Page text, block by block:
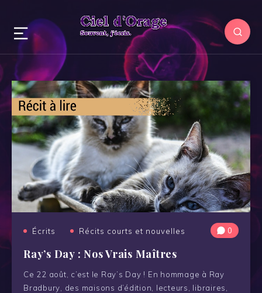
Écrits Récits courts et nouvelles 0
Ray’s Day : Nos Vrais Maîtres
Ce 22 août, c’est le Ray’s Day ! En hommage à Ray
Bradbury, des maisons d’édition, lecteurs, libraires,